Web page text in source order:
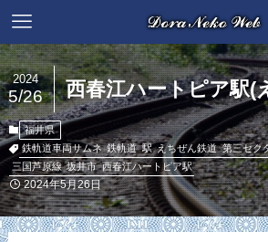
西春江ハートピア駅(
2024
5/26
福井県
鉄軌道車両サムネ 鉄軌道 駅 えちぜん鉄道 第三セク
三国芦原線 坂井市 西春江ハートピア駅
2024年5月26日